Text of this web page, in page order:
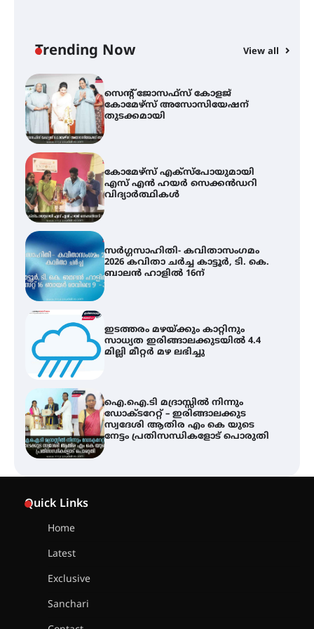
Trending Now View all
വെള്ളിയാഴ്ച സ്‌ക്രീൻ ചെയ്യുന്നു
സെന്റ് ജോസഫ്സ് കോളജ്
കോമേഴ്‌സ് അസോസിയേഷന്
തുടക്കമായി
കോമേഴ്സ് എക്സ്പോയുമായി
എസ് എൻ ഹയർ സെക്കൻഡറി
വിദ്യാർത്ഥികൾ
സർഗ്ഗസാഹിതി- കവിതാസംഗമം
2026 കവിതാ ചർച്ച കാട്ടൂർ, ടി. കെ.
ബാലൻ ഹാളിൽ 16ന്
ഇടത്തരം മഴയ്ക്കും കാറ്റിനും
സാധ്യത ഇരിങ്ങാലക്കുടയിൽ 4.4
മില്ലി മീറ്റർ മഴ ലഭിച്ചു
ഐ.ഐ.ടി മദ്രാസ്സിൽ നിന്നും
ഡോക്ടറേറ്റ് – ഇരിങ്ങാലക്കുട
സ്വദേശി ആതിര എം കെ യുടെ
നേട്ടം പ്രതിസന്ധികളോട് പൊരുതി
Quick Links
Home
Latest
Exclusive
Sanchari